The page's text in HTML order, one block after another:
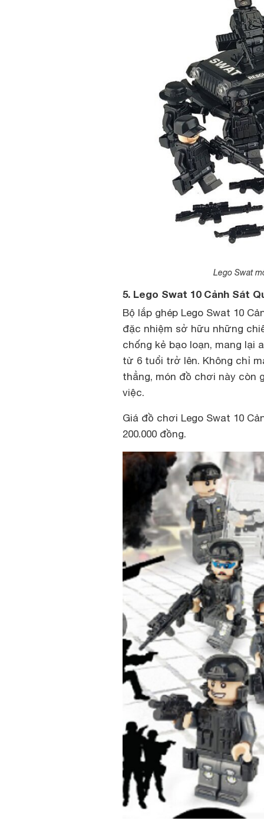
Lego Swat
5. Lego Swat 10 Cảnh Sát
Bộ lắp ghép Lego Swat 10
đặc nhiệm sở hữu những
chống kẻ bạo loạn, mang lại
từ 6 tuổi trở lên. Không chỉ
thẳng, món đồ chơi này còn
việc.
Giá đồ chơi Lego Swat 10
200.000 đồng.